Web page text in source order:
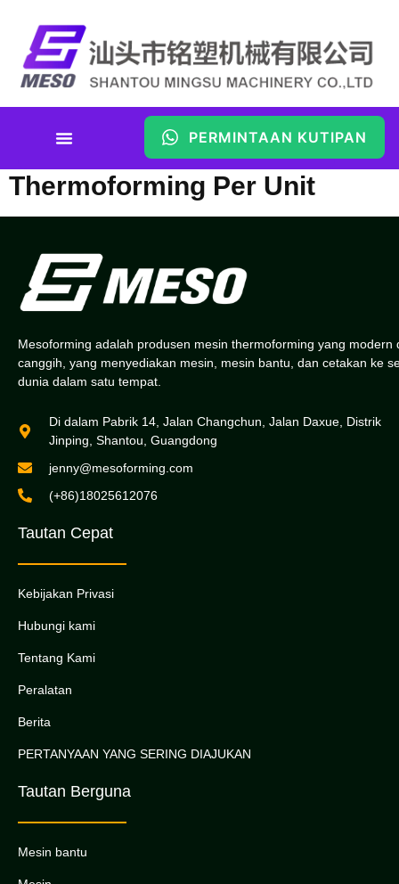
PERMINTAAN KUTIPAN
Kalkulator Biaya
Thermoforming Per Unit
Mesoforming adalah produsen mesin thermoforming yang modern
canggih, yang menyediakan mesin, mesin bantu, dan cetakan ke
dunia dalam satu tempat.
Di dalam Pabrik 14, Jalan Changchun, Jalan Daxue, Distrik
Jinping, Shantou, Guangdong
jenny@mesoforming.com
(+86)18025612076
Tautan Cepat
Kebijakan Privasi
Hubungi kami
Tentang Kami
Peralatan
Berita
PERTANYAAN YANG SERING DIAJUKAN
Tautan Berguna
Mesin bantu